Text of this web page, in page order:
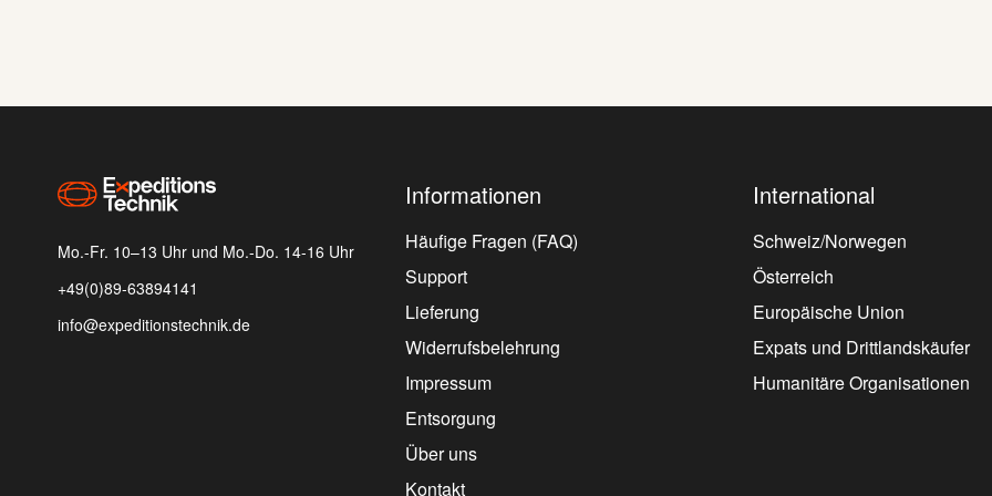
Mo.-Fr. 10–13 Uhr und Mo.-Do. 14-16 Uhr
+49(0)89-63894141
info@expeditionstechnik.de
Informationen
Häufige Fragen (FAQ)
Support
Lieferung
Widerrufsbelehrung
Impressum
Entsorgung
Über uns
Kontakt
International
Schweiz/Norwegen
Österreich
Europäische Union
Expats und Drittlandskäufer
Humanitäre Organisationen